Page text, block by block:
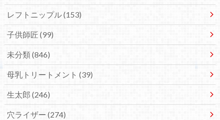
レフトニップル(153)
子供師匠 (99)
未分類(846)
母乳トリートメント (39)
生太郎 (246)
穴ライザー (274)